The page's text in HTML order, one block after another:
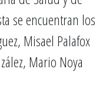
se encuentran los
Misael Palafox
Mario Noya